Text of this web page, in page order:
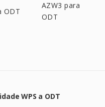
ODT
AZW3 para
ODT
WPS a ODT